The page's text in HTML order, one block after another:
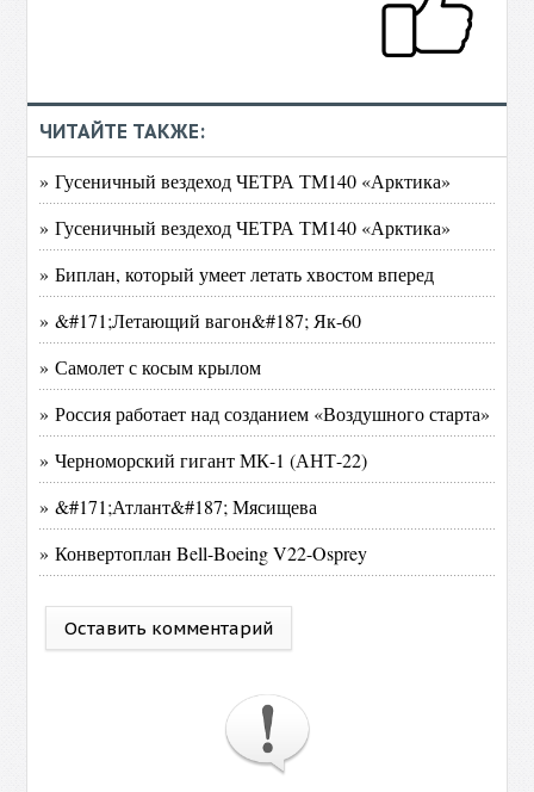
ЧИТАЙТЕ ТАКЖЕ:
» Гусеничный вездеход ЧЕТРА ТМ140 «Арктика»
» Гусеничный вездеход ЧЕТРА ТМ140 «Арктика»
» Биплан, который умеет летать хвостом вперед
» &#171;Летающий вагон&#187; Як-60
» Самолет с косым крылом
» Россия работает над созданием «Воздушного старта»
» Черноморский гигант МК-1 (АНТ-22)
» &#171;Атлант&#187; Мясищева
» Конвертоплан Bell-Boeing V22-Osprey
Оставить комментарий